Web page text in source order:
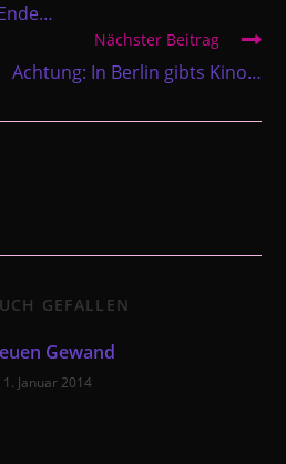
Nächster Beitrag
Achtung: In Berlin gibts Kino…
GEFALLEN
Gewand
1. Januar 2014